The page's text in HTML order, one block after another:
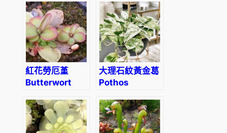
3-5cm)
紅花勞厄堇
Butterwort
laueana
大理石紋黃金葛
Pothos
Queen”